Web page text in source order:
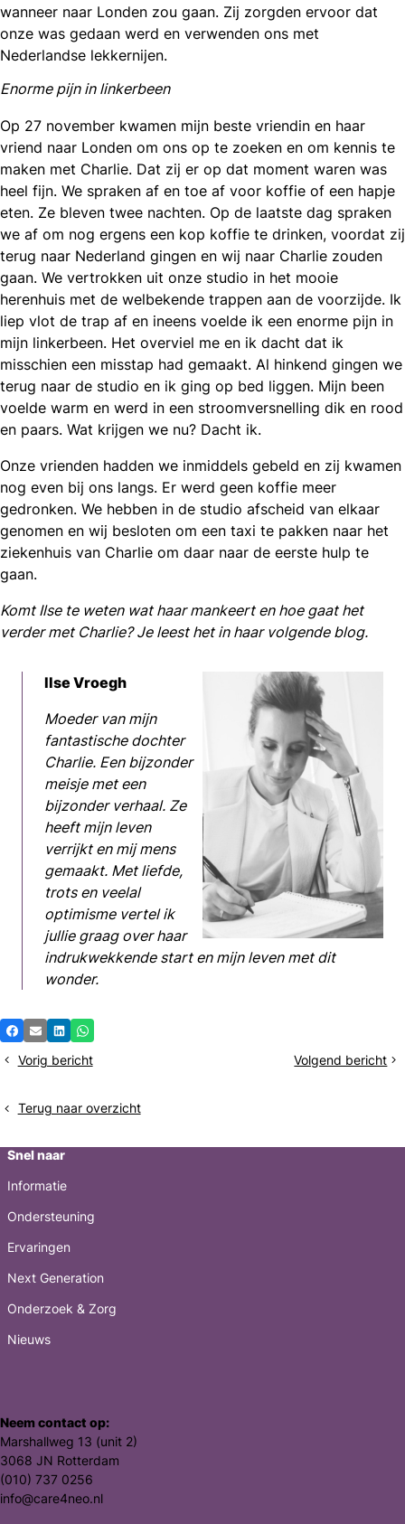
wanneer naar Londen zou gaan. Zij zorgden ervoor dat
onze was gedaan werd en verwenden ons met
Nederlandse lekkernijen.
Enorme pijn in linkerbeen
Op 27 november kwamen mijn beste vriendin en haar
vriend naar Londen om ons op te zoeken en om kennis te
maken met Charlie. Dat zij er op dat moment waren was
heel fijn. We spraken af en toe af voor koffie of een hapje
eten. Ze bleven twee nachten. Op de laatste dag spraken
we af om nog ergens een kop koffie te drinken, voordat zij
terug naar Nederland gingen en wij naar Charlie zouden
gaan. We vertrokken uit onze studio in het mooie
herenhuis met de welbekende trappen aan de voorzijde. Ik
liep vlot de trap af en ineens voelde ik een enorme pijn in
mijn linkerbeen. Het overviel me en ik dacht dat ik
misschien een misstap had gemaakt. Al hinkend gingen we
terug naar de studio en ik ging op bed liggen. Mijn been
voelde warm en werd in een stroomversnelling dik en rood
en paars. Wat krijgen we nu? Dacht ik.
Onze vrienden hadden we inmiddels gebeld en zij kwamen
nog even bij ons langs. Er werd geen koffie meer
gedronken. We hebben in de studio afscheid van elkaar
genomen en wij besloten om een taxi te pakken naar het
ziekenhuis van Charlie om daar naar de eerste hulp te
gaan.
Komt Ilse te weten wat haar mankeert en hoe gaat het
verder met Charlie? Je leest het in haar volgende blog.
Ilse Vroegh
Moeder van mijn
fantastische dochter
Charlie. Een bijzonder
meisje met een
bijzonder verhaal. Ze
heeft mijn leven
verrijkt en mij mens
gemaakt. Met liefde,
trots en veelal
optimisme vertel ik
jullie graag over haar
indrukwekkende start en mijn leven met dit
wonder.
Deel
bericht
Facebook
E-mailLinkedInWhatsapp
Vorig bericht
Een
van
angst,
trots
en
Volgend bericht
National
Terug naar overzicht
Snel naar
Informatie
Ondersteuning
Ervaringen
Next Generation
Onderzoek & Zorg
Nieuws
Neem contact op:
Marshallweg 13 (unit 2)
3068 JN Rotterdam
(010) 737 0256
info@care4neo.nl